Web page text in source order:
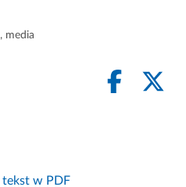
, media
tekst w PDF